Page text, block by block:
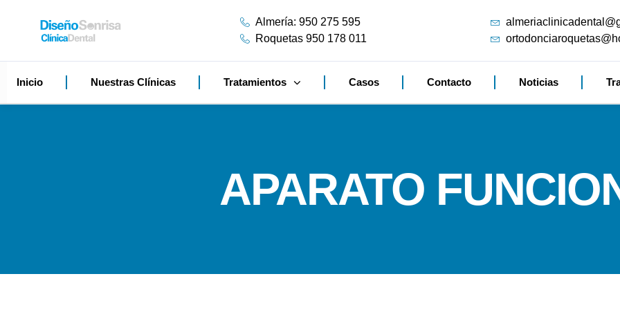
Almería: 950 275 595
Roquetas 950 178 011
Inicio Nuestras Clínicas Tratamientos Casos Contacto Noticias
APARATO